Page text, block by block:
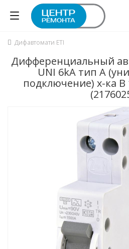
Дифавтомати ETI
Дифференциальный
UNI 6kA тип А
подключение) х-ка B